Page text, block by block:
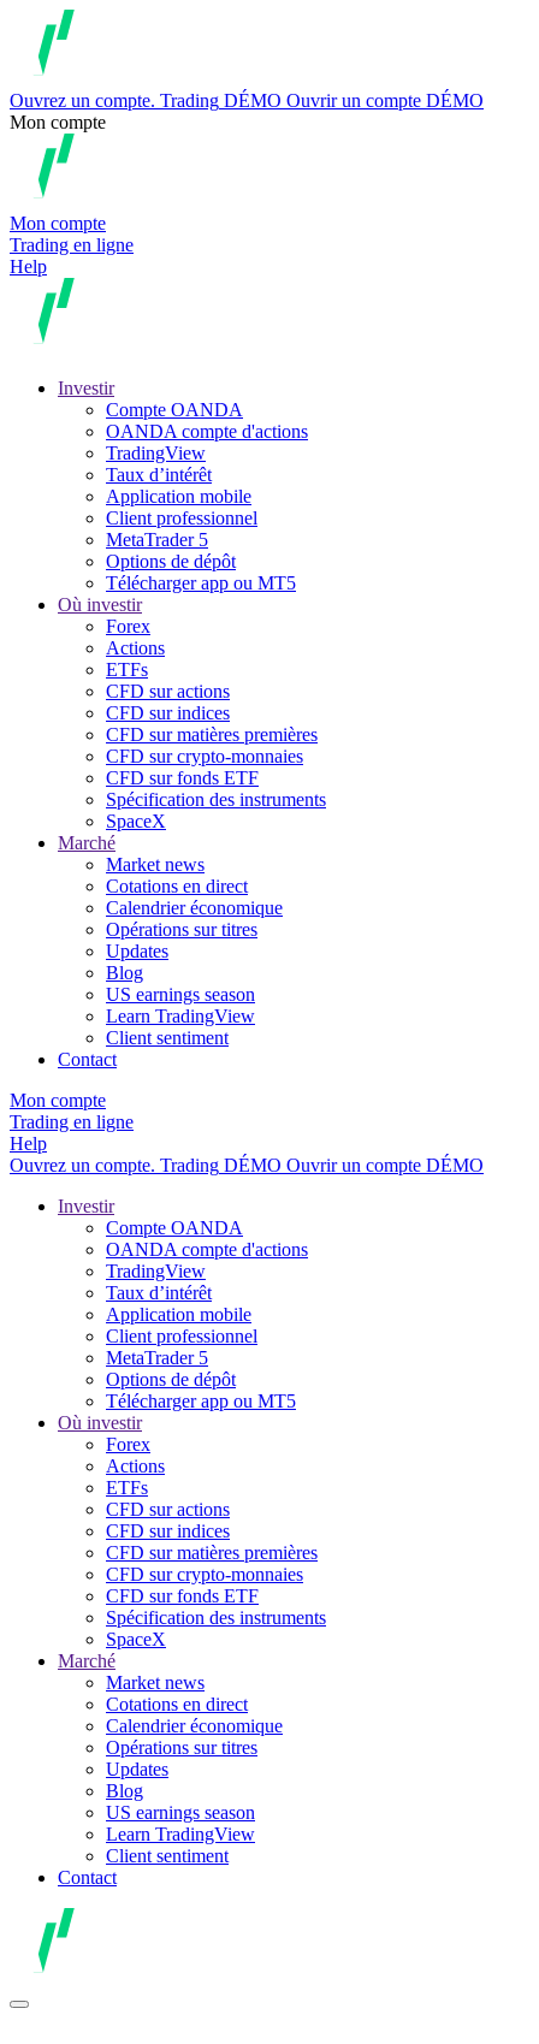
Ouvrez un compte. Trading DÉMO Ouvrir un compte DÉMO
Mon compte
Mon compte
Trading en ligne
Help
Investir
Compte OANDA
OANDA compte d'actions
TradingView
Taux d’intérêt
Application mobile
Client professionnel
MetaTrader 5
Options de dépôt
Télécharger app ou MT5
Où investir
Forex
Actions
ETFs
CFD sur actions
CFD sur indices
CFD sur matières premières
CFD sur crypto-monnaies
CFD sur fonds ETF
Spécification des instruments
SpaceX
Marché
Market news
Cotations en direct
Calendrier économique
Opérations sur titres
Updates
Blog
US earnings season
Learn TradingView
Client sentiment
Contact
Mon compte
Trading en ligne
Help
Ouvrez un compte. Trading DÉMO Ouvrir un compte DÉMO
Investir
Compte OANDA
OANDA compte d'actions
TradingView
Taux d’intérêt
Application mobile
Client professionnel
MetaTrader 5
Options de dépôt
Télécharger app ou MT5
Où investir
Forex
Actions
ETFs
CFD sur actions
CFD sur indices
CFD sur matières premières
CFD sur crypto-monnaies
CFD sur fonds ETF
Spécification des instruments
SpaceX
Marché
Market news
Cotations en direct
Calendrier économique
Opérations sur titres
Updates
Blog
US earnings season
Learn TradingView
Client sentiment
Contact